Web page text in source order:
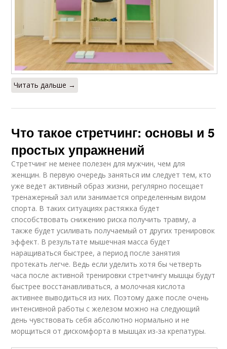
Читать дальше →
Что такое стретчинг: основы и 5
простых упражнений
Стретчинг не менее полезен для мужчин, чем для
женщин. В первую очередь заняться им следует тем, кто
уже ведет активный образ жизни, регулярно посещает
тренажерный зал или занимается определенным видом
спорта. В таких ситуациях растяжка будет
способствовать снижению риска получить травму, а
также будет усиливать получаемый от других тренировок
эффект. В результате мышечная масса будет
наращиваться быстрее, а период после занятия
протекать легче. Ведь если уделить хотя бы четверть
часа после активной тренировки стретчингу мышцы будут
быстрее восстанавливаться, а молочная кислота
активнее выводиться из них. Поэтому даже после очень
интенсивной работы с железом можно на следующий
день чувствовать себя абсолютно нормально и не
морщиться от дискомфорта в мышцах из-за крепатуры.